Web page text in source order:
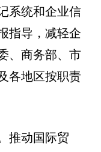
系统和企业信
指导，减轻企
、商务部、市
各地区按职责
推动国际贸